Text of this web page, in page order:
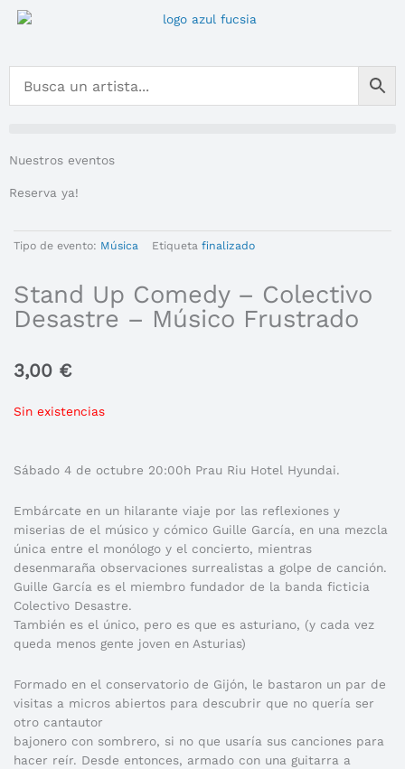
Nuestros eventos
Reserva ya!
Tipo de evento: Música Etiqueta finalizado
Stand Up Comedy – Colectivo
Desastre – Músico Frustrado
3,00 €
Sin existencias
Sábado 4 de octubre 20:00h Prau Riu Hotel Hyundai.
Embárcate en un hilarante viaje por las reflexiones y
miserias de el músico y cómico Guille García, en una mezcla
única entre el monólogo y el concierto, mientras
desenmaraña observaciones surrealistas a golpe de canción.
Guille García es el miembro fundador de la banda ficticia
Colectivo Desastre.
También es el único, pero es que es asturiano, (y cada vez
queda menos gente joven en Asturias)
Formado en el conservatorio de Gijón, le bastaron un par de
visitas a micros abiertos para descubrir que no quería ser
otro cantautor
bajonero con sombrero, si no que usaría sus canciones para
hacer reír. Desde entonces, armado con una guitarra a